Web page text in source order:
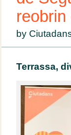
reobrin
by
Terrassa,